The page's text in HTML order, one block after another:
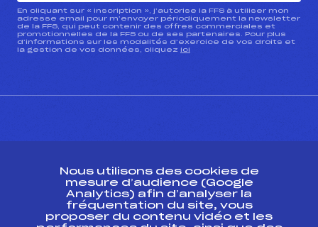
En cliquant sur « inscription », j’autorise la FFS à utiliser mon
adresse email pour m’envoyer périodiquement la newsletter
de la FFS, qui peut contenir des offres commerciales et
promotionnelles de la FFS ou de ses partenaires. Pour plus
d’informations sur les modalités d’exercice de vos droits et
la gestion de vos données, cliquez ici
Ressources
Nous utilisons des cookies de
mesure d’audience (Google
Analytics) afin d’analyser la
fréquentation du site, vous
proposer du contenu vidéo et les